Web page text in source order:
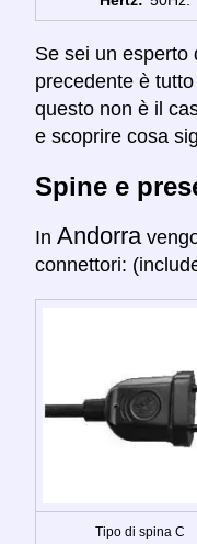
Se sei un esperto
precedente è
questo non è il
e scoprire cosa
Spine e
In Andorra
connettori:
Tipo di spina C